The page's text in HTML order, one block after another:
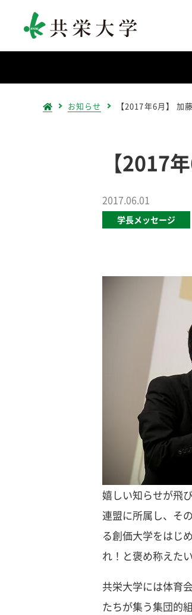
お知らせ 【2017年6月】 加
【2017
2017.06.01
学長メッセージ
嬉しい知らせが飛
連盟に所属し、そ
る創価大学をはじ
れ！と褒め称えた
共栄大学には体育
たちが集う集団的